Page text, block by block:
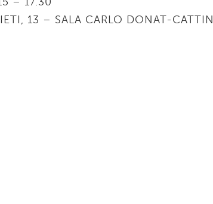
13 – SALA CARLO DONAT-CATTIN